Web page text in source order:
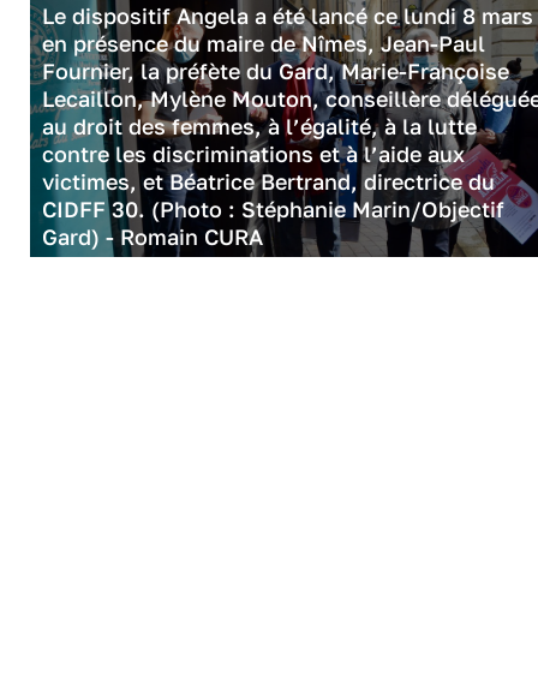
Le dispositif Angela a été lancé ce lundi 8 mars
en présence du maire de Nîmes, Jean-Paul
Fournier, la préfète du Gard, Marie-Françoise
Lecaillon, Mylène Mouton, conseillère
au droit des femmes, à l’égalité, à la lutte
contre les discriminations et à l’aide aux
victimes, et Béatrice Bertrand, directrice du
CIDFF 30. (Photo : Stéphanie Marin/Objectif
Gard) - Romain CURA